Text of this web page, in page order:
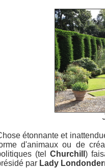
étonnante et
d'animaux ou de
(tel Churchill )
par Lady